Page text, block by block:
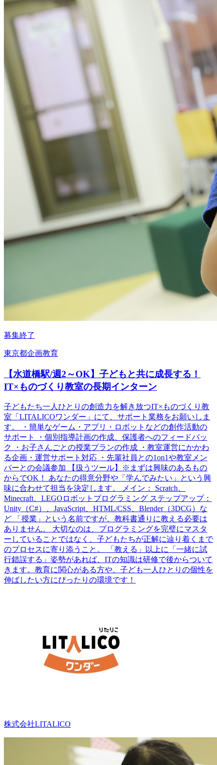
募集終了
東京都企画教育
【水道橋駅/週2～OK】子どもと共に成長する！
IT×ものづくり教室の長期インターン
子どもたち一人ひとりの創造力を解き放つIT×ものづくり教
室「LITALICOワンダー」にて、サポート業務をお願いしま
す。 ・簡単なゲーム・アプリ・ロボットなどの創作活動の
サポート ・個別指導計画の作成、保護者へのフィードバッ
ク ・お子さんごとの授業プランの作成 ・教室運営にかかわ
る企画・運営サポート対応 ・先輩社員との1on1や教室メン
バーとの会議参加 【扱うツール】※まずは興味のあるもの
からでOK！ あなたの得意分野や「学んでみたい」という興
味に合わせて担当を決定します。 メイン： Scratch、
Minecraft、LEGOロボットプログラミング ステップアップ：
Unity（C#）、JavaScript、HTML/CSS、Blender（3DCG）な
ど 「授業」という名前ですが、教科書通りに教える必要は
ありません。 大切なのは、プログラミングを完璧にマスタ
ーしていることではなく、子どもたちが正解に辿り着くまで
のプロセスに寄り添うこと。 「教える」以上に「一緒に試
行錯誤する」姿勢があれば、ITの知識は研修で後からついて
きます。教育に関心がある方や、子ども一人ひとりの個性を
伸ばしたい方にぴったりの環境です！
株式会社LITALICO